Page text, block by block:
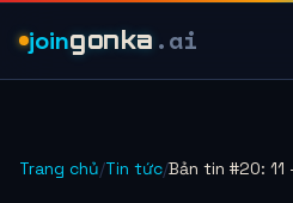
joingonka .ai
Trang chủ/Tin tức/Bản tin #20: 11